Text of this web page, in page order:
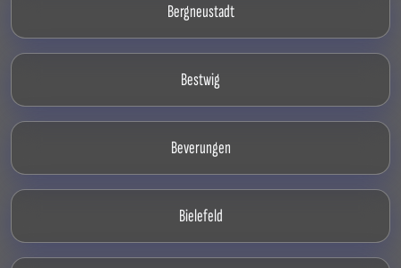
Bergneustadt
Bestwig
Beverungen
Bielefeld